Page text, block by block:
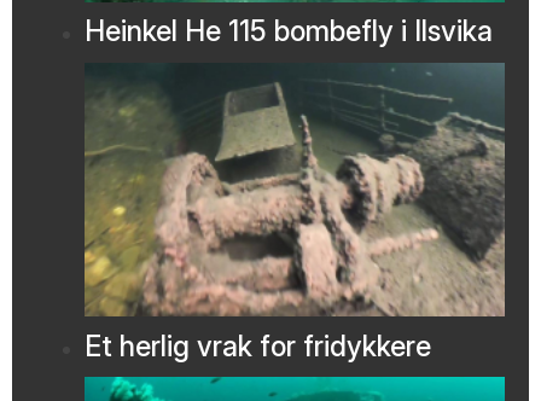
Heinkel He 115 bombefly i Ilsvika
Et herlig vrak for fridykkere